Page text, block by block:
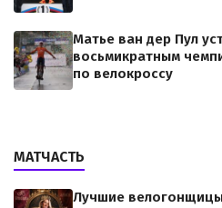
Матье ван дер Пул
восьмикратным
по велокроссу
МАТЧАСТЬ
Лучшие